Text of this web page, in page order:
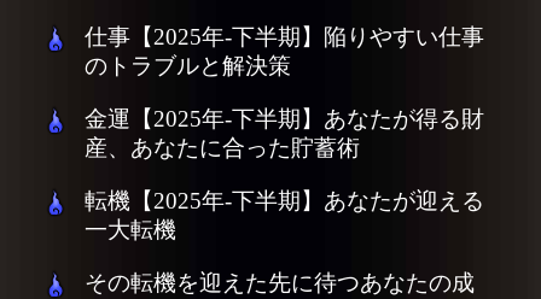
仕事【2025年-下半期】陥りやすい仕事
のトラブルと解決策
金運【2025年-下半期】あなたが得る財
産、あなたに合った貯蓄術
転機【2025年-下半期】あなたが迎える
一大転機
その転機を迎えた先に待つあなたの成